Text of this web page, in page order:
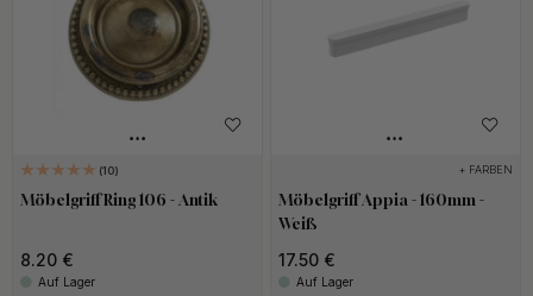
10
Möbelgriff Ring 106 - Antik
8.20 €
Auf Lager
+ FARBEN
Möbelgriff Appia - 160mm -
Weiß
17.50 €
Auf Lager